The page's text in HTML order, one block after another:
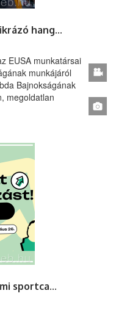
Nagyszerű szervezés, szikrázó hangulat
EUSA munkatársai
munkájáról
Bajnokságának
megoldatlan
Pont iDE Parti az egyetemi sportcampuson